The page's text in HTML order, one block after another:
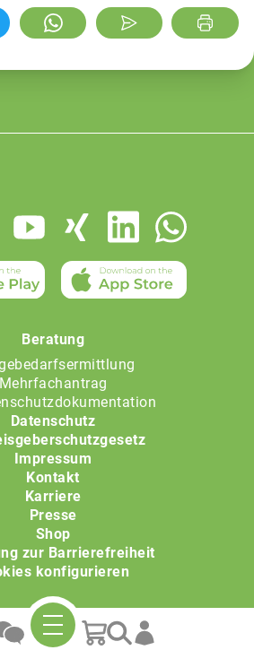
Beratung
Mehrfachantrag
Datenschutz
Impressum
Kontakt
Karriere
Presse
Shop
zur Barrierefreiheit
konfigurieren